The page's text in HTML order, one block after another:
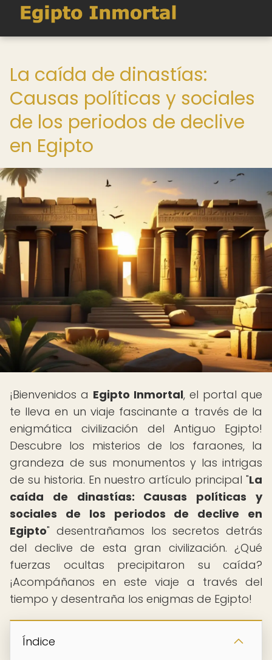
La caída de dinastías:
Causas políticas y sociales
de los periodos de declive
en Egipto
¡Bienvenidos a Egipto Inmortal, el portal que
te lleva en un viaje fascinante a través de la
enigmática civilización del Antiguo Egipto!
Descubre los misterios de los faraones, la
grandeza de sus monumentos y las intrigas
de su historia. En nuestro artículo principal "La
caída de dinastías: Causas políticas y
sociales de los periodos de declive en
Egipto" desentrañamos los secretos detrás
del declive de esta gran civilización. ¿Qué
fuerzas ocultas precipitaron su caída?
¡Acompáñanos en este viaje a través del
tiempo y desentraña los enigmas de Egipto!
Índice